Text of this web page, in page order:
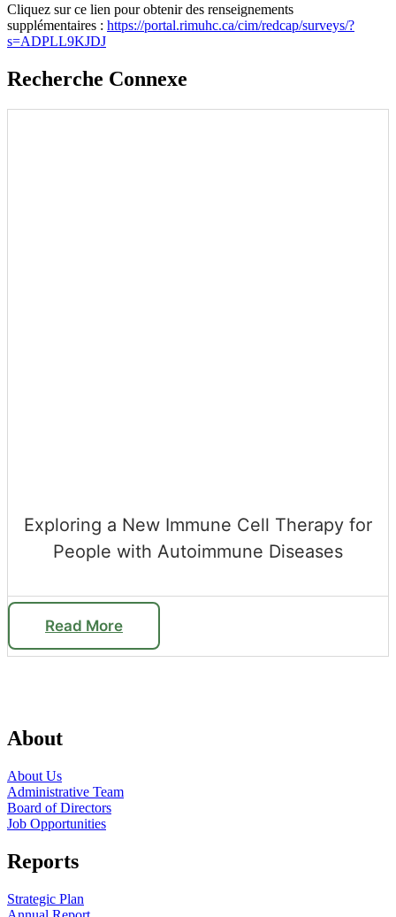
Cliquez sur ce lien pour obtenir des renseignements
supplémentaires : https://portal.rimuhc.ca/cim/redcap/surveys/?
s=ADPLL9KJDJ
Recherche Connexe
Exploring a New Immune Cell Therapy for
People with Autoimmune Diseases
Read More
About
About Us
Administrative Team
Board of Directors
Job Opportunities
Reports
Strategic Plan